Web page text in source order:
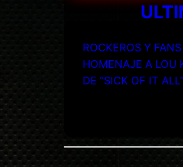
ROCKEROS Y
HOMENAJE A LOU
DE “SICK OF IT